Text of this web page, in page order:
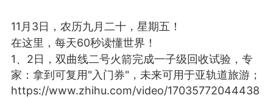
11月3日，农历九月二十，星期五！
在这里，每天60秒读懂世界！
1、2日，双曲线二号火箭完成一子级回收试验，专
家：拿到可复用"入门券"，未来可用于亚轨道旅游；
https://www.zhihu.com/video/17035772044438